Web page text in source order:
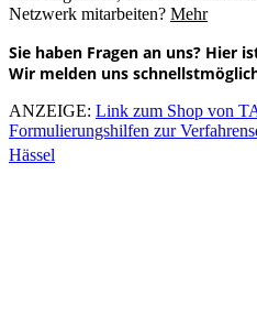
Netzwerk mitarbeiten? Mehr
Sie haben Fragen an uns? Hier
Wir melden uns
ANZEIGE: Link zum Shop von
Formulierungshilfen zur
Hässel